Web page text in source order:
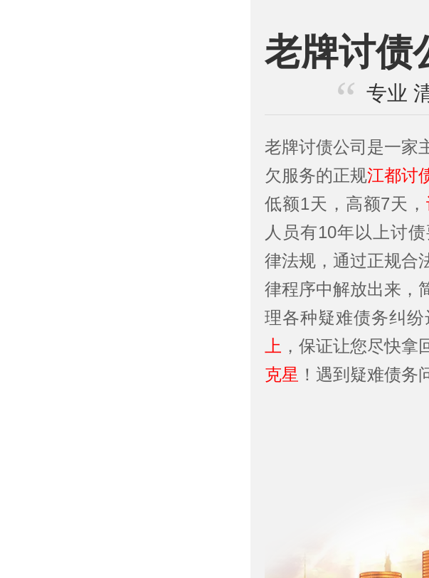
老牌讨债
专业
老牌讨债公司是一家
欠服务的正规江都讨
低额1天，高额7天，
人员有10年以上讨
律法规，通过正规合
律程序中解放出来，
理各种疑难债务纠纷
上 ，保证让您尽快拿
克星 ！遇到疑难债务